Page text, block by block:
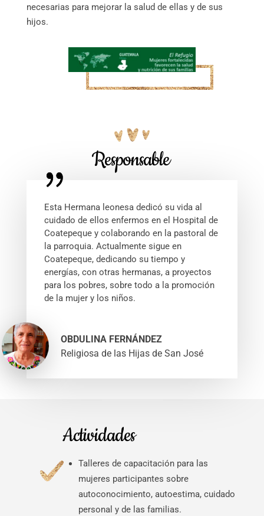
necesarias para mejorar la salud de ellas y de sus
hijos.
Responsable
Esta Hermana leonesa dedicó su vida al
cuidado de ellos enfermos en el Hospital de
Coatepeque y colaborando en la pastoral de
la parroquia. Actualmente sigue en
Coatepeque, dedicando su tiempo y
energías, con otras hermanas, a proyectos
para los pobres, sobre todo a la promoción
de la mujer y los niños.
OBDULINA FERNÁNDEZ
Religiosa de las Hijas de San José
Actividades
Talleres de capacitación para las
mujeres participantes sobre
autoconocimiento, autoestima, cuidado
personal y de las familias.